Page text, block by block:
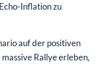
Inflation zu
auf der positiven
Rallye erleben,